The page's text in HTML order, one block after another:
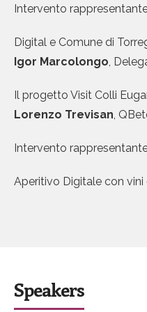
Intervento
Digital e Comune di
Igor Marcolongo,
Il progetto Visit Colli
Lorenzo Trevisan,
Intervento
Aperitivo Digitale con vini
Speakers